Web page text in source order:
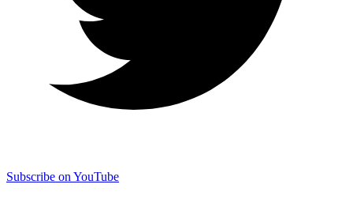
Subscribe on YouTube